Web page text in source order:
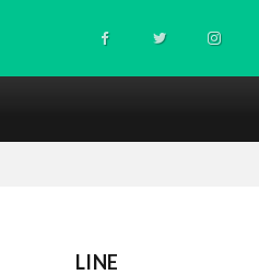
LINE